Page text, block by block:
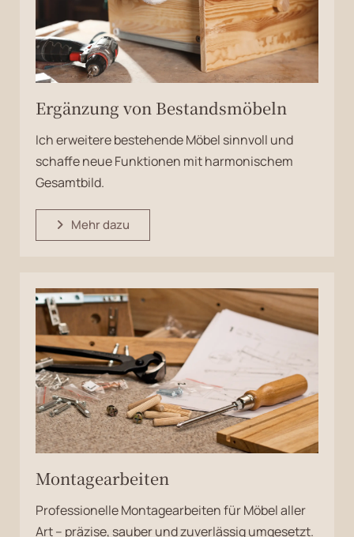
Ergänzung von Bestandsmöbeln
Ich erweitere bestehende Möbel sinnvoll und
schaffe neue Funktionen mit harmonischem
Gesamtbild.
Mehr dazu
Montagearbeiten
Professionelle Montagearbeiten für Möbel aller
Art – präzise, sauber und zuverlässig umgesetzt.